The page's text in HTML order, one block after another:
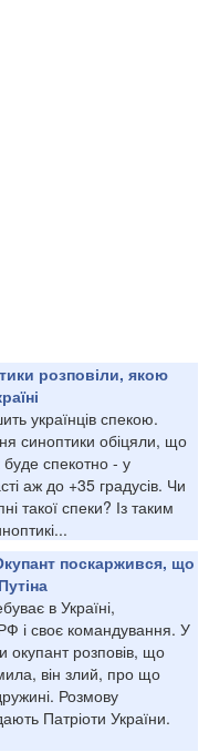
розповіли, якою
українців спекою.
синоптики обіцяли, що
буде спекотно - у
аж до +35 градусів. Чи
такої спеки? Із таким
поскаржився, що
в Україні,
і своє командування. У
окупант розповів, що
він злий, про що
Розмову
Патріоти України.